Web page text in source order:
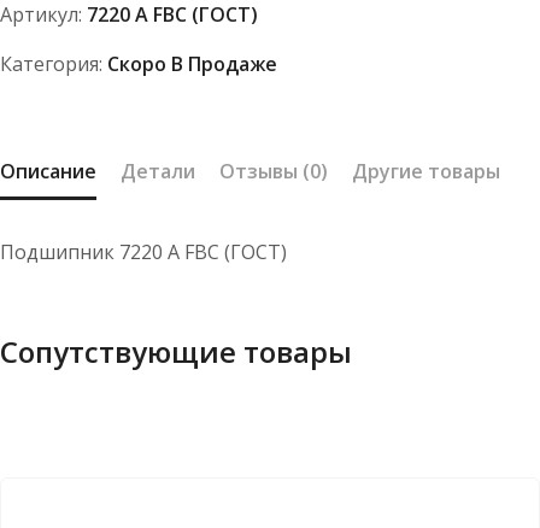
FBC
Артикул: 7220 А FBC (ГОСТ)
Категория: Скоро В Продаже
Описание Детали Отзывы (0) Другие товары
Подшипник 7220 А FBC (ГОСТ)
Сопутствующие товары